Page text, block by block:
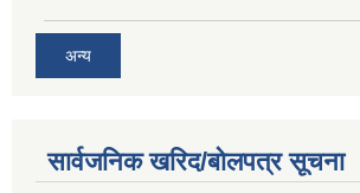
अन्य
सार्वजनिक खरिद/बोलपत्र सूचना